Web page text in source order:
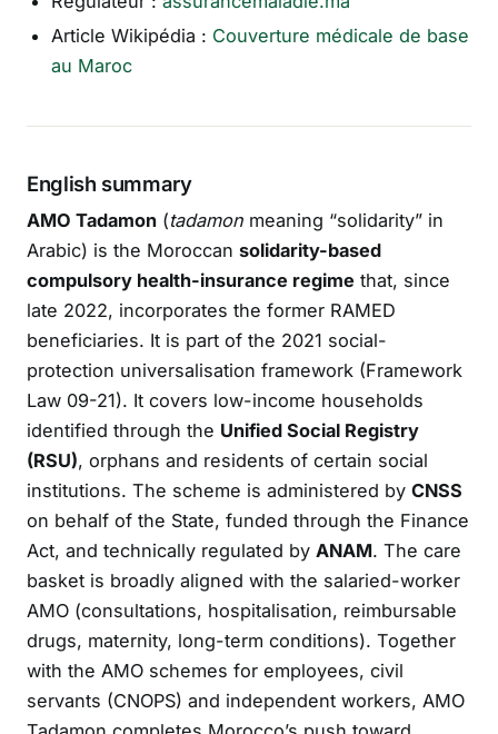
Article Wikipédia : Couverture médicale de base
au Maroc
English summary
AMO Tadamon (tadamon meaning “solidarity” in
Arabic) is the Moroccan solidarity-based
compulsory health-insurance regime that, since
late 2022, incorporates the former RAMED
beneficiaries. It is part of the 2021 social-
protection universalisation framework (Framework
Law 09-21). It covers low-income households
identified through the Unified Social Registry
(RSU), orphans and residents of certain social
institutions. The scheme is administered by CNSS
on behalf of the State, funded through the Finance
Act, and technically regulated by ANAM. The care
basket is broadly aligned with the salaried-worker
AMO (consultations, hospitalisation, reimbursable
drugs, maternity, long-term conditions). Together
with the AMO schemes for employees, civil
servants (CNOPS) and independent workers, AMO